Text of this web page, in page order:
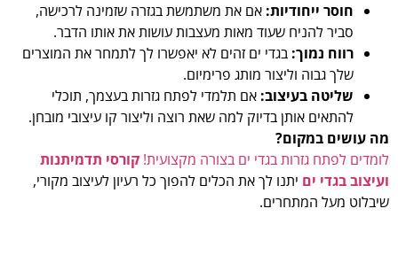
חוסר ייחודיות: אם את משתמשת בגזרה שזמינה לרכישה,
סביר להניח שעוד מאות מעצבות עושות את אותו הדבר.
רווח נמוך: בגדי ים זהים לא יאפשרו לך לתמחר את המוצרים
שלך גבוה וליצור מותג פרימיום.
שליטה בעיצוב: אם תלמדי לפתח גזרות בעצמך, תוכלי
להתאים אותן בדיוק למה שאת רוצה וליצור קו עיצובי מובחן.
מה עושים במקום?
לומדים לפתח גזרות בגדי ים בצורה מקצועית! קורסי תדמיתנות
ועיצוב בגדי ים יתנו לך את הכלים להפוך כל רעיון לעיצוב מקורי,
שיבלוט מעל המתחרים.